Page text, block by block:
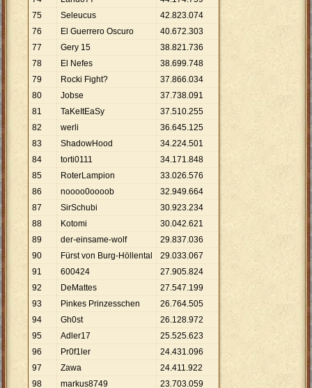
75
Seleucus 42.823.074
76
El Guerrero Oscuro 40.672.303
77
Gery 15 38.821.736
78
El Nefes 38.699.748
79
Rocki Fight? 37.866.034
80
Jobse 37.738.091
81
TaKeItEaSy 37.510.255
82
werli 36.645.125
83
ShadowHood 34.224.501
84
torti0111 34.171.848
85
RoterLampion 33.026.576
86
noooo0oooob 32.949.664
87
SirSchubi 30.923.234
88
Kotomi 30.042.621
89
der-einsame-wolf 29.837.036
90
Fürst von Burg-Höllental 29.033.067
91
600424 27.905.824
92
DeMattes 27.547.199
93
Pinkes Prinzesschen 26.764.505
94
Gh0st 26.128.972
95
Adler17 25.525.623
96
Pr0f1ler 24.431.096
97
Zawa 24.411.922
98
markus8749 23.703.059